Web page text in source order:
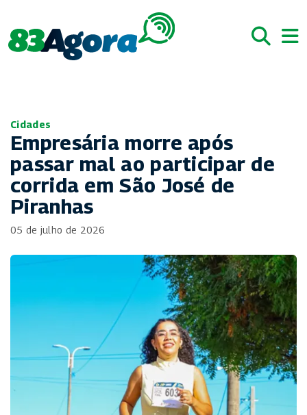
Cidades
Empresária morre após
passar mal ao participar de
corrida em São José de
Piranhas
05 de julho de 2026